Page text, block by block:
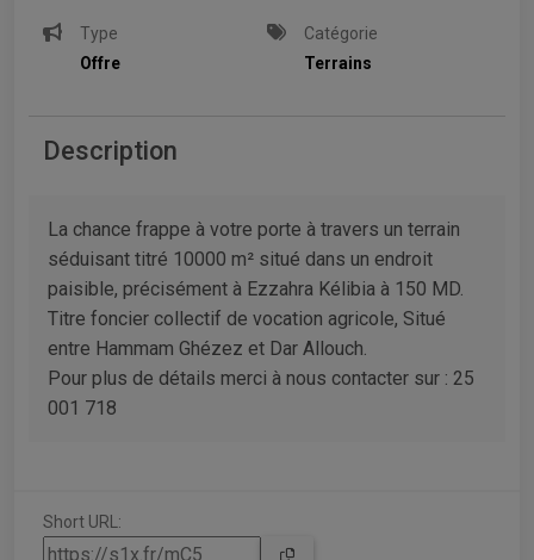
Type
Offre
Catégorie
Terrains
Description
La chance frappe à votre porte à travers un terrain
séduisant titré 10000 m² situé dans un endroit
paisible, précisément à Ezzahra Kélibia à 150 MD.
Titre foncier collectif de vocation agricole, Situé
entre Hammam Ghézez et Dar Allouch.
Pour plus de détails merci à nous contacter sur : 25
001 718
Short URL: